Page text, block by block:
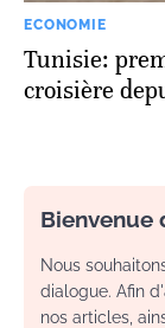
ECONOMIE
Tunisie:
croisière
Bienvenue
Nous
dialogue. Afin
nos articles,